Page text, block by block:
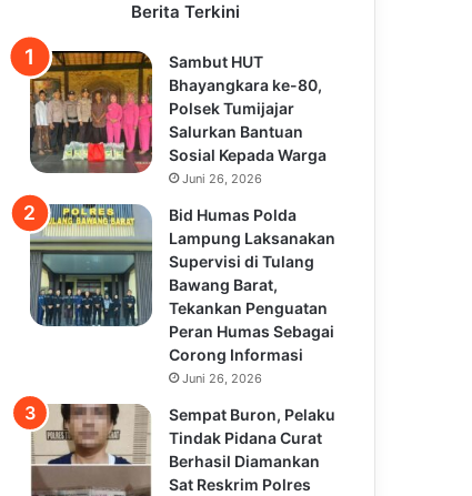
Berita Terkini
Sambut HUT
Bhayangkara ke-80,
Polsek Tumijajar
Salurkan Bantuan
Sosial Kepada Warga
Juni 26, 2026
Bid Humas Polda
Lampung Laksanakan
Supervisi di Tulang
Bawang Barat,
Tekankan Penguatan
Peran Humas Sebagai
Corong Informasi
Juni 26, 2026
Sempat Buron, Pelaku
Tindak Pidana Curat
Berhasil Diamankan
Sat Reskrim Polres